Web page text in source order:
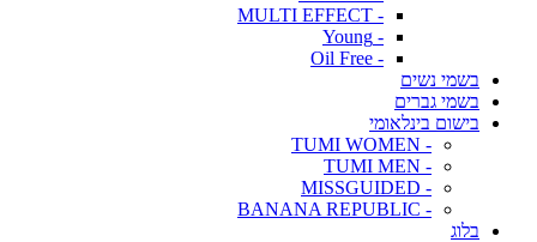
- MULTI EFFECT
- Young
- Oil Free
בשמי נשים
בשמי גברים
בישום בינלאומי
- TUMI WOMEN
- TUMI MEN
- MISSGUIDED
- BANANA REPUBLIC
בלוג